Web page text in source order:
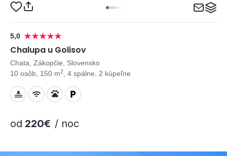
5,0
Chalupa u Golisov
Chata, Zákopčie, Slovensko
10 osôb, 150 m2 , 4 spálne, 2 kúpeľne
od 220€ / noc